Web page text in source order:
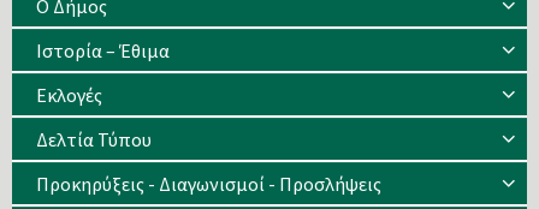
Ο Δήμος
Ιστορία – Έθιμα
Eκλογές
Δελτία Τύπου
Προκηρύξεις - Διαγωνισμοί - Προσλήψεις